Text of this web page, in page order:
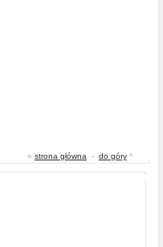
« strona główna - do góry ^